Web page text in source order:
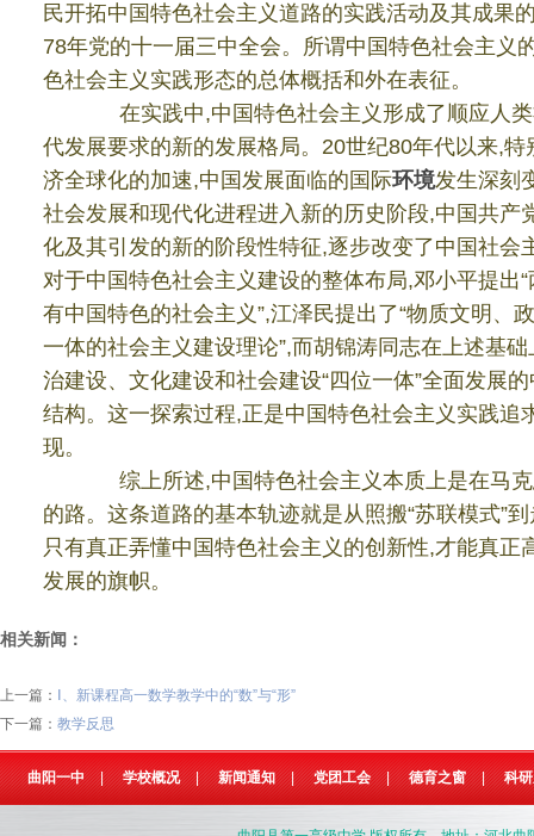
民开拓中国特色社会主义道路的实践活动及其成果
78年党的十一届三中全会。所谓中国特色社会主义
色社会主义实践形态的总体概括和外在表征。
在实践中,中国特色社会主义形成了顺应人
代发展要求的新的发展格局。 20世纪80年代以来,特
济全球化的加速,中国发展面临的国际环境发生深刻
社会发展和现代化进程进入新的历史阶段,中国共产
化及其引发的新的阶段性特征,逐步改变了中国社会
对于中国特色社会主义建设的整体布局,邓小平提出“
有中国特色的社会主义”,江泽民提出了“物质文明、
一体的社会主义建设理论”,而胡锦涛同志在上述基
治建设、文化建设和社会建设“四位一体”全面发展
结构。这一探索过程,正是中国特色社会主义实践追
现。
综上所述,中国特色社会主义本质上是在马
的路。这条道路的基本轨迹就是从照搬“苏联模式”到
只有真正弄懂中国特色社会主义的创新性,才能真正
发展的旗帜。
相关新闻：
上一篇：
Ⅰ、新课程高一数学教学中的“数”与“形”
下一篇： 教学反思
曲阳一中 | 学校概况 | 新闻通知 | 党团工会 | 德育之窗 | 科